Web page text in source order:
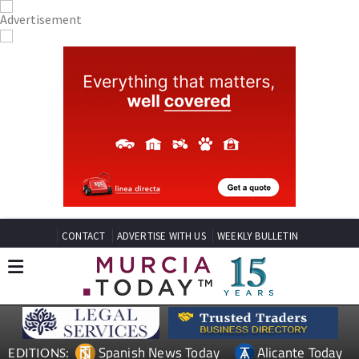
CONTACT ADVERTISE WITH US WEEKLY BULLETIN
EDITIONS: Spanish News Today Alicante Today